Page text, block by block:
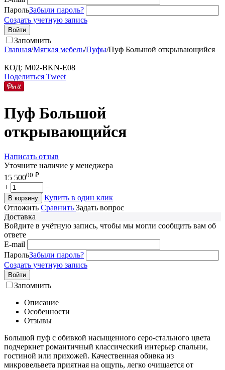
ПарольЗабыли пароль?
Создать учетную запись
Войти
Запомнить
Главная/Мягкая мебель/Пуфы/Пуф Большой открывающийся
КОД: M02-BKN-E08
Поделиться Tweet
Пуф Большой
открывающийся
Написать отзыв
Уточните наличие у менеджера
15 50000 ₽
+ −
В корзину
Купить в один клик
Отложить Сравнить Задать вопрос
Доставка
Войдите в учётную запись, чтобы мы могли сообщить вам об
ответе
E-mail
ПарольЗабыли пароль?
Создать учетную запись
Войти
Запомнить
Описание
Особенности
Отзывы
Большой пуф с обивкой насыщенного серо-стального цвета
подчеркнет романтичный классический интерьер спальни,
гостиной или прихожей. Качественная обивка из
микровельвета приятная на ощупь, легко очищается от